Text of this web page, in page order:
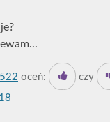
oceń: czy